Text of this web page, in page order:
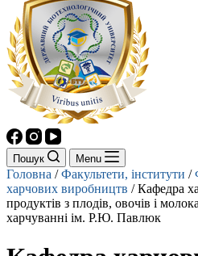
Пошук Menu
Головна /Факультети, інститути /
харчових виробництв /Кафедра
продуктів з плодів, овочів і
харчуванні ім. Р.Ю. Павлюк